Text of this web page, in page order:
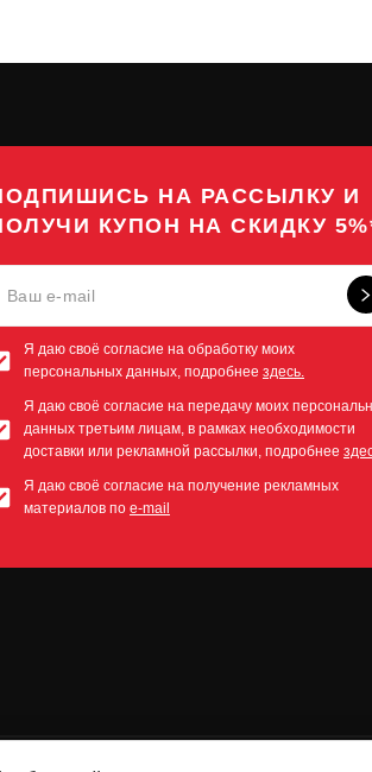
НА РАССЫЛКУ И
КУПОН НА СКИДКУ
Я даю своё согласие на обработку моих
персональных данных, подробнее здесь.
Я даю своё согласие на передачу моих
данных третьим лицам, в рамках необходимости
доставки или рекламной рассылки, подробнее
Я даю своё согласие на получение рекламных
материалов по e-mail